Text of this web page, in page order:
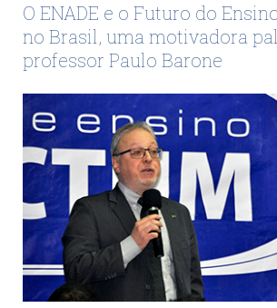
O ENADE e o Futuro do
no Brasil, uma motivadora
professor Paulo Barone